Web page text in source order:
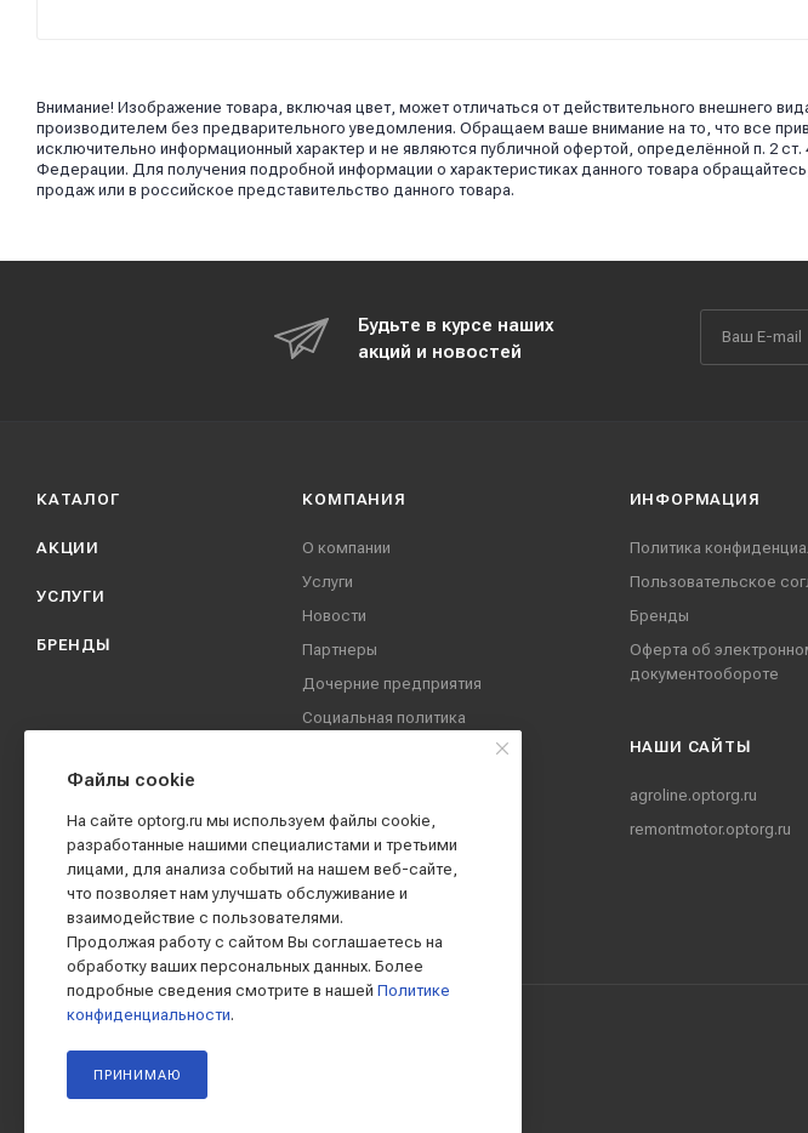
Внимание! Изображение товара, включая цвет, может отличаться от действительного внешнего
производителем без предварительного уведомления. Обращаем ваше внимание на то, что все
исключительно информационный характер и не являются публичной офертой, определённой п. 2
Федерации. Для получения подробной информации о характеристиках данного товара
продаж или в российское представительство данного товара.
Будьте в курсе наших
акций и новостей
КАТАЛОГ
АКЦИИ
УСЛУГИ
БРЕНДЫ
КОМПАНИЯ
О компании
Услуги
Новости
Партнеры
Дочерние предприятия
Социальная политика
Вакансии
Реквизиты
Контакты
ИНФОРМАЦИЯ
Политика
Пользовательское
Бренды
Оферта об
документообороте
НАШИ CАЙТЫ
agroline.optorg.ru
remontmotor.optorg.ru
Файлы cookie
На сайте optorg.ru мы используем файлы cookie,
разработанные нашими специалистами и третьими
лицами, для анализа событий на нашем веб-сайте,
что позволяет нам улучшать обслуживание и
взаимодействие с пользователями.
Продолжая работу с сайтом Вы соглашаетесь на
обработку ваших персональных данных. Более
подробные сведения смотрите в нашей Политике
конфиденциальности.
ПРИНИМАЮ